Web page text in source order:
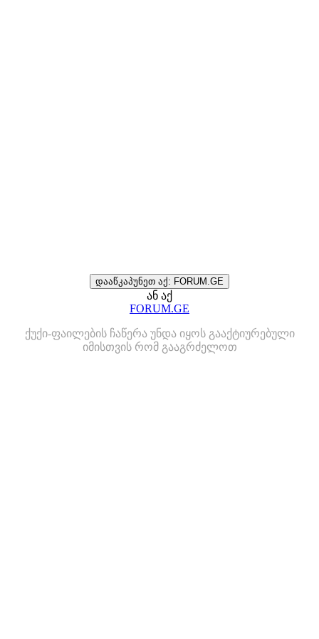
დააწკაპუნეთ აქ: FORUM.GE
ან აქ
FORUM.GE
ქუქი-ფაილების ჩაწერა უნდა იყოს გააქტიურებული
იმისთვის რომ გააგრძელოთ